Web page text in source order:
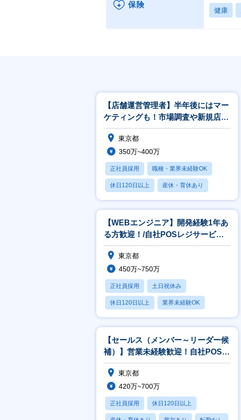
保険
健康
【店舗運営管理者】半年後にはマー
ケティングも！市場調査や新規店舗
立ち上げまでお任せ！/年収400万～
東京都
350万~400万
正社員採用 職種・業界未経験OK
休日120日以上 産休・育休あり
賞与あり
【WEBエンジニア】開発経験1年あ
る方歓迎！/自社POSレジサービス
の開発/フレックス/年休127日
東京都
450万~750万
正社員採用 土日祝休み
休日120日以上 業界未経験OK
産休・育休あり
【セールス（メンバー～リーダー候
補）】営業未経験歓迎！自社POSレ
ジサービスのご提案★フレックス制
東京都
420万~700万
正社員採用 休日120日以上